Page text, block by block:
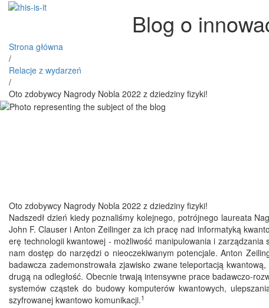
Blog o
Strona główna
/
Relacje z wydarzeń
/
Oto zdobywcy Nagrody Nobla 2022 z dziedziny fizyki!
Oto zdobywcy Nagrody Nobla 2022 z dziedziny fizyki!
Nadszedł dzień kiedy poznaliśmy kolejnego, potrójnego laureata
John F. Clauser i Anton Zeilinger za ich pracę nad informatyką
erę technologii kwantowej - możliwość manipulowania i
nam dostęp do narzędzi o nieoczekiwanym potencjale. Anton
badawcza zademonstrowała zjawisko zwane teleportacją
drugą na odległość. Obecnie trwają intensywne prace badawczo-
systemów cząstek do budowy komputerów kwantowych,
szyfrowanej kwantowo komunikacji.1